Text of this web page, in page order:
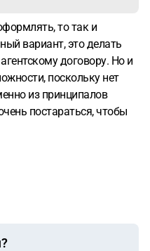
то так и
вариант, это делать
договору. Но и
поскольку нет
из принципалов
постараться, чтобы